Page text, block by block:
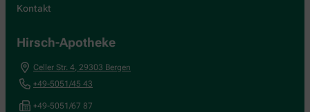
Kontakt
Hirsch-Apotheke
Celler Str. 4, 29303 Bergen
+49-5051/45 43
+49-5051/67 87